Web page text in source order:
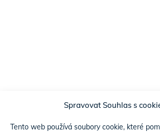
Spravovat Souhlas s
Tento web používá soubory cookie, které